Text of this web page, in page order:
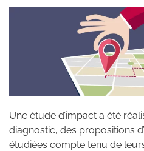
Une étude d’impact a été
diagnostic, des propositions
étudiées compte tenu de